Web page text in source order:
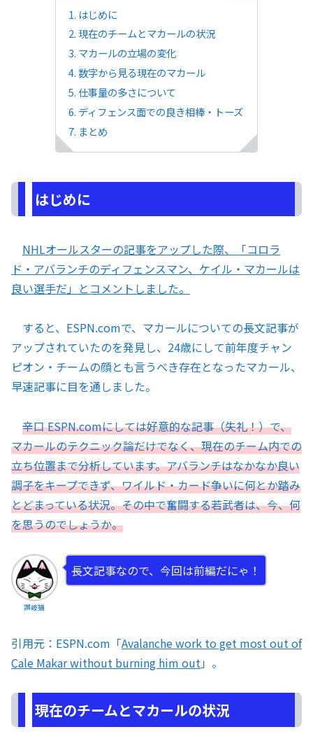
はじめに
現在のチームとマカールの状況
マカールの立場の変化
数字から見る現在のマカール
仕事量の多さについて
ディフェンス面での良き相棒・トーズ
まとめ
はじめに
NHLオールスターの記事をアップした際、「コロラ
ド・アバランチのディフェンスマン、ケイル・マカールは
良い選手だ」とコメントしました。
すると、ESPN.comで、マカールについての長文記事が
アップされていたのを発見し、24歳にして前年度チャン
ピオン・チームの顔とも言うべき存在となったマカール、
早速記事に目を通しました。
辛口 ESPN.comにしては好意的な記事（失礼！）で、
マカールのテクニック論だけでなく、現在のチーム内での
立ち位置まで分析しています。アバランチはなかなか良い
調子をキープできず、ワイルド・カード争いに何とか踏み
とどまっている状況。その中で奮闘する若武者は、今、何
を思うのでしょうか。
讃岐猫
長文記事なので、今回は前編だにゃ！
引用元：ESPN.com「Avalanche work to get most out of
Cale Makar without burning him out」。
現在のチームとマカールの状況